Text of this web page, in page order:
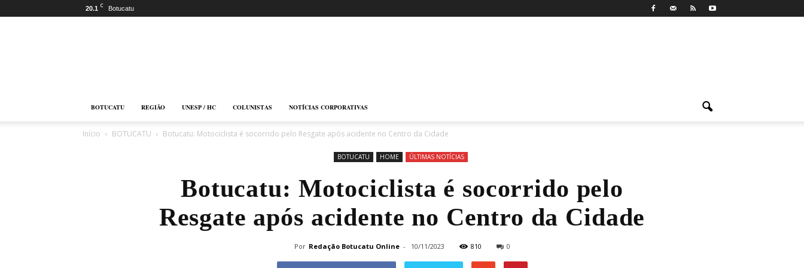
20.1 C Botucatu
BOTUCATU REGIÃO UNESP / HC COLUNISTAS NOTÍCIAS CORPORATIVAS
Início BOTUCATU Botucatu: Motociclista é socorrido pelo Resgate após acidente no Centro da Cidade
BOTUCATU HOME ÚLTIMAS NOTÍCIAS
Botucatu: Motociclista é socorrido pelo
Resgate após acidente no Centro da Cidade
Por Redação Botucatu Online - 10/11/2023 810 0